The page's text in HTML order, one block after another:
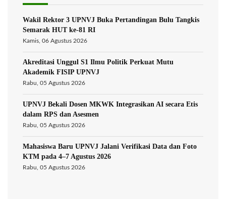
Wakil Rektor 3 UPNVJ Buka Pertandingan Bulu Tangkis
Semarak HUT ke-81 RI
Kamis, 06 Agustus 2026
Akreditasi Unggul S1 Ilmu Politik Perkuat Mutu
Akademik FISIP UPNVJ
Rabu, 05 Agustus 2026
UPNVJ Bekali Dosen MKWK Integrasikan AI secara Etis
dalam RPS dan Asesmen
Rabu, 05 Agustus 2026
Mahasiswa Baru UPNVJ Jalani Verifikasi Data dan Foto
KTM pada 4–7 Agustus 2026
Rabu, 05 Agustus 2026